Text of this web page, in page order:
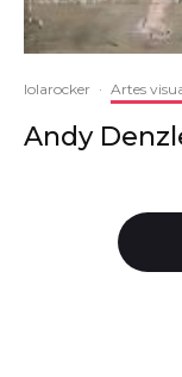
lolarocker · Artes
Andy